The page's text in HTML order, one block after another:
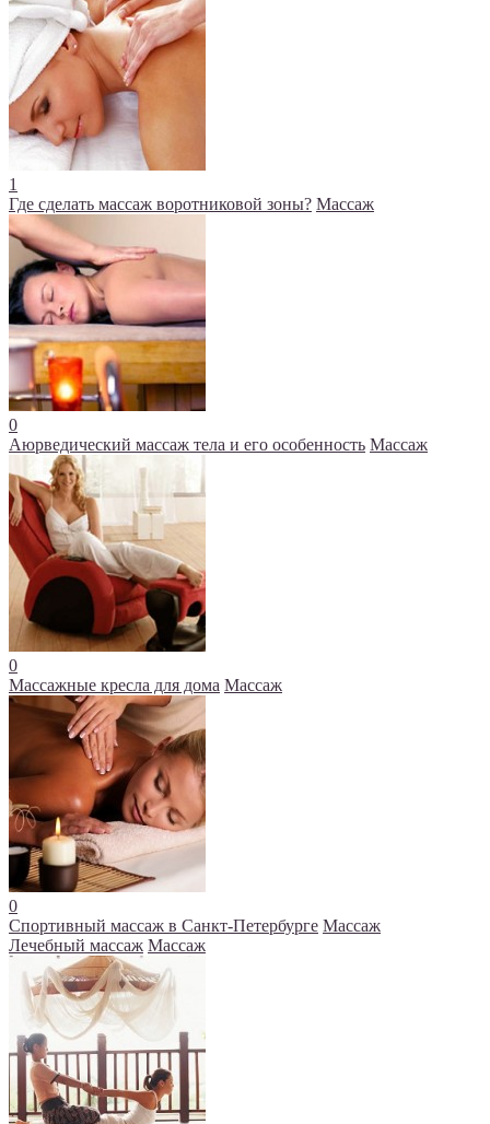
1
Где сделать массаж воротниковой зоны? Массаж
0
Аюрведический массаж тела и его особенность Массаж
0
Массажные кресла для дома Массаж
0
Спортивный массаж в Санкт-Петербурге Массаж
Лечебный массаж Массаж